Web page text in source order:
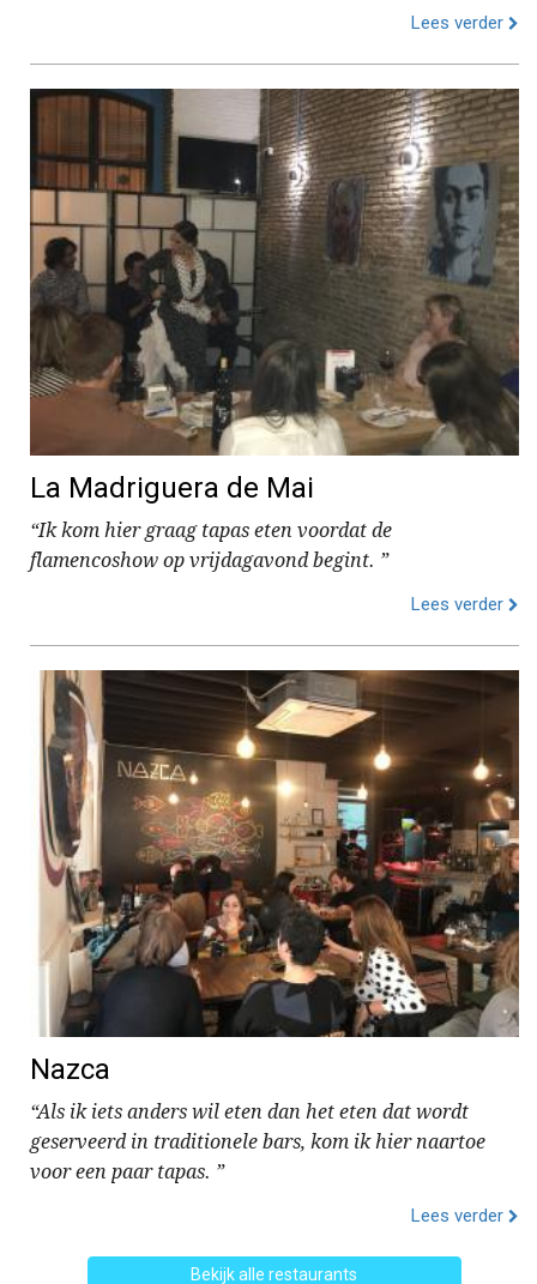
Lees verder
La Madriguera de Mai
“Ik kom hier graag tapas eten voordat de
flamencoshow op vrijdagavond begint. ”
Lees verder
Nazca
“Als ik iets anders wil eten dan het eten dat wordt
geserveerd in traditionele bars, kom ik hier naartoe
voor een paar tapas. ”
Lees verder
Bekijk alle restaurants